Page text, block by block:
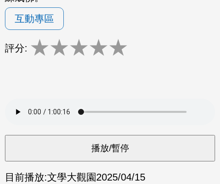
互動專區
評分: ★★★★★
目前播放:文學大觀園2025/04/15